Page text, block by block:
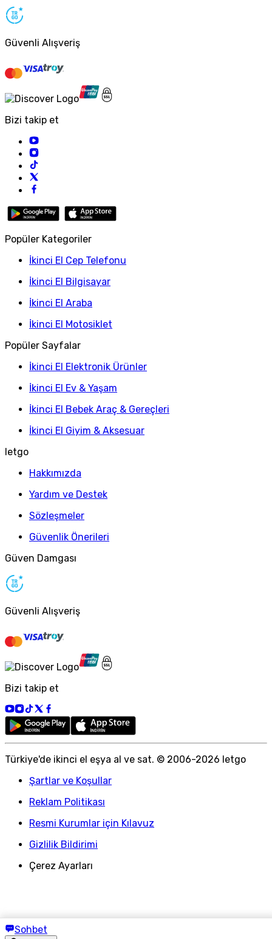
Sohbet
Güvenli Alışveriş
Bizi takip et
Popüler Kategoriler
İkinci El Cep Telefonu
İkinci El Bilgisayar
İkinci El Araba
İkinci El Motosiklet
Popüler Sayfalar
İkinci El Elektronik Ürünler
İkinci El Ev & Yaşam
İkinci El Bebek Araç & Gereçleri
İkinci El Giyim & Aksesuar
letgo
Hakkımızda
Yardım ve Destek
Sözleşmeler
Güvenlik Önerileri
Güven Damgası
Güvenli Alışveriş
Bizi takip et
Türkiye'de ikinci el eşya al ve sat. © 2006-2026 letgo
Şartlar ve Koşullar
Reklam Politikası
Resmi Kurumlar için Kılavuz
Gizlilik Bildirimi
Çerez Ayarları